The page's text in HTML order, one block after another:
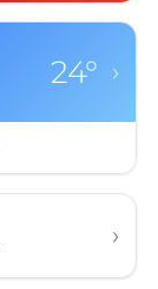
24° ›
›